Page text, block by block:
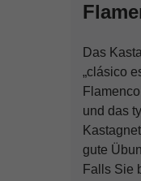
Das
„clásico
und das
gute
Falls Sie